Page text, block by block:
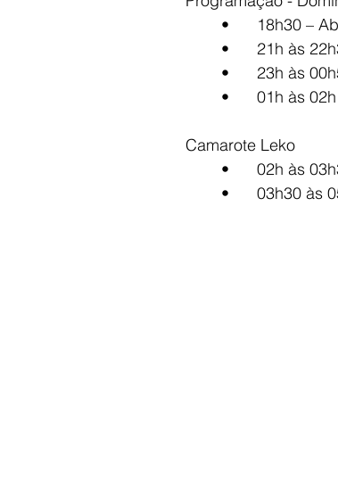
•	18h30 –
•	21h às
•	23h às
•	01h às
Camarote Leko
•	02h às
•	03h30